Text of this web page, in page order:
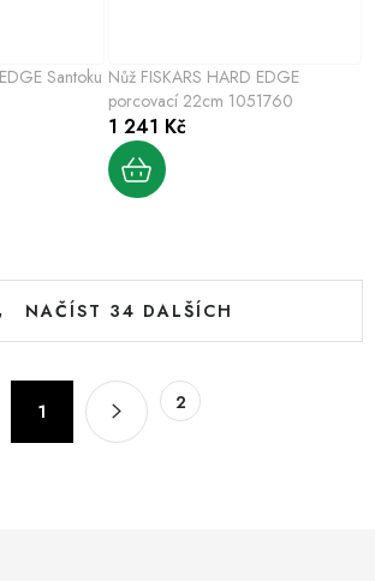
Santoku Nůž FISKARS HARD EDGE
porcovací 22cm 1051760
1 241 Kč
NAČÍST 34 DALŠÍCH
1 2